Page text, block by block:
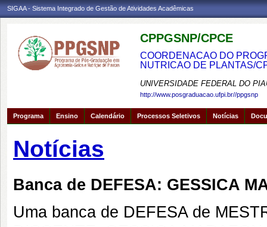
SIGAA - Sistema Integrado de Gestão de Atividades Acadêmicas
CPPGSNP/CPCE
COORDENACAO DO
NUTRICAO DE PLANTAS/
UNIVERSIDADE FEDERAL DO
http://www.posgraduacao.ufpi.br//ppgsnp
Programa Ensino Calendário Processos Seletivos Notícias
Notícias
Banca de DEFESA: GESSICA
Uma banca de DEFESA de